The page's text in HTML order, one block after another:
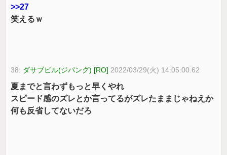
>>27
笑えるｗ
38: ダサブビル(ジパング) [RO] 2022/03/29(火) 14:05:00.62
夏までと言わずもっと早くやれ
スピード感のズレとか言ってるがズレたままじゃねえか
何も反省してないだろ